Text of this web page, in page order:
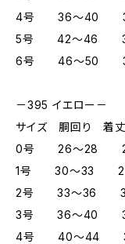
4号 36～40
5号 42～46
6号 46～50
－395 イエロー－
サイズ 胴回り 着丈
0号 26～28
1号 30～33
2号 33～36
3号 36～40
4号 40～44